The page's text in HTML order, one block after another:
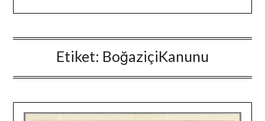
Etiket: BoğaziçiKanunu